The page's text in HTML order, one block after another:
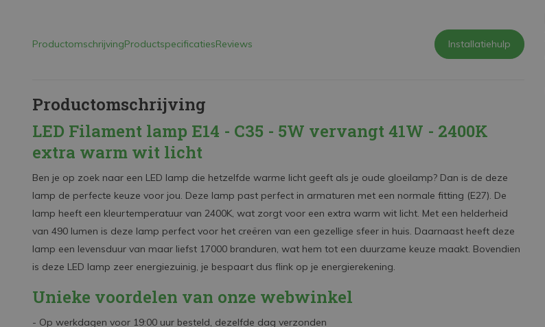
ProductomschrijvingProductspecificatiesReviews Installatiehulp
Productomschrijving
LED Filament lamp E14 - C35 - 5W vervangt 41W - 2400K
extra warm wit licht
Ben je op zoek naar een LED lamp die hetzelfde warme licht geeft als je oude gloeilamp? Dan is de deze
lamp de perfecte keuze voor jou. Deze lamp past perfect in armaturen met een normale fitting (E27). De
lamp heeft een kleurtemperatuur van 2400K, wat zorgt voor een extra warm wit licht. Met een helderheid
van 490 lumen is deze lamp perfect voor het creëren van een gezellige sfeer in huis. Daarnaast heeft deze
lamp een levensduur van maar liefst 17000 branduren, wat hem tot een duurzame keuze maakt. Bovendien
is deze LED lamp zeer energiezuinig, je bespaart dus flink op je energierekening.
Unieke voordelen van onze webwinkel
- Op werkdagen voor 19:00 uur besteld, dezelfde dag verzonden